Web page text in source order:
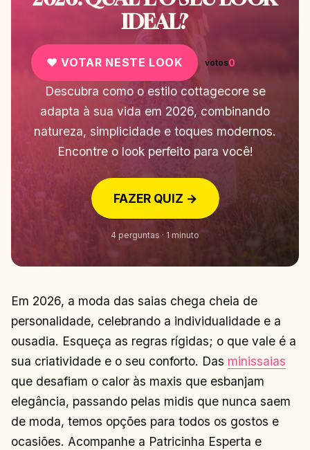
IDEAL?
♥ VOTAR NESTE LOOK votos0
Descubra como o estilo cottagecore se
adapta à sua vida em 2026, combinando
natureza, simplicidade e toques modernos.
Encontre o look perfeito para você!
FAZER QUIZ →
4 perguntas · 1 minuto
Em 2026, a moda das saias chega cheia de
personalidade, celebrando a individualidade e a
ousadia. Esqueça as regras rígidas; o que vale é a
sua criatividade e o seu conforto. Das minissaias
que desafiam o calor às maxis que esbanjam
elegância, passando pelas midis que nunca saem
de moda, temos opções para todos os gostos e
ocasiões. Acompanhe a Patricinha Esperta e